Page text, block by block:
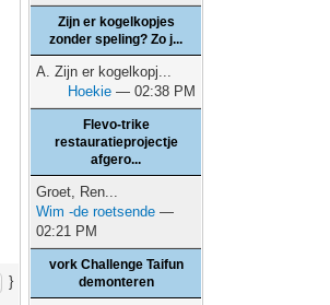
}
Zijn er kogelkopjes
zonder speling? Zo j...
A. Zijn er kogelkopj...
Hoekie — 02:38 PM
Flevo-trike
restauratieprojectje
afgero...
Groet, Ren...
Wim -de roetsende —
02:21 PM
vork Challenge Taifun
demonteren